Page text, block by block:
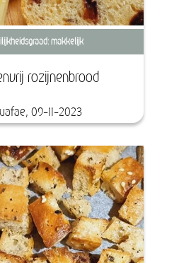
makkelijk
rozijnenbrood
09-11-2023